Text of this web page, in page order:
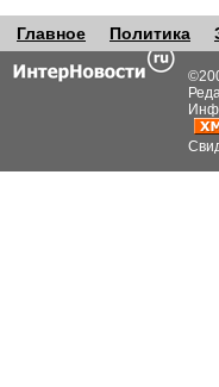
Главное Политика